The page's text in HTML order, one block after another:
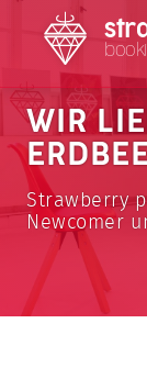
Zum Inhalt springen
WIR
Strawberry
Newcomer